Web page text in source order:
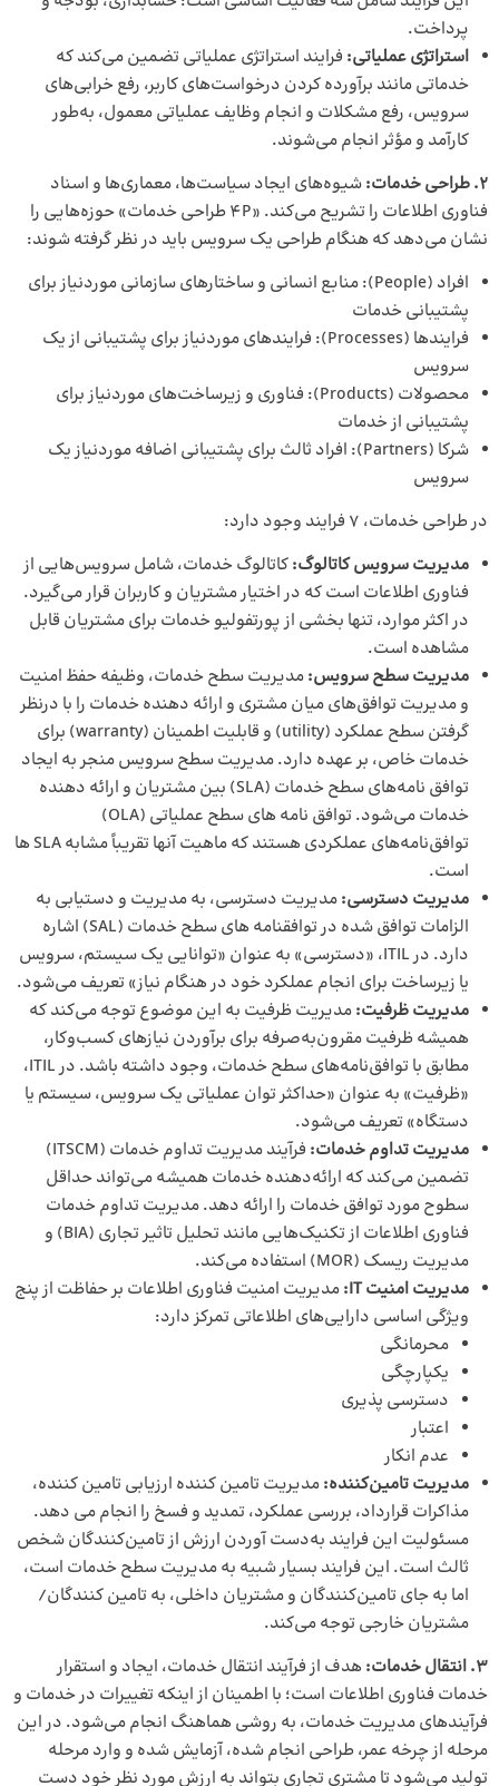
پرداخت.
استراتژی عملیاتی: فرایند استراتژی عملیاتی تضمین می‌کند که
خدماتی مانند برآورده کردن درخواست‌های کاربر، رفع خرابی‌های
سرویس، رفع مشکلات و انجام وظایف عملیاتی معمول، به‌طور
کارآمد و مؤثر انجام می‌شوند.
2. طراحی خدمات:
شیوه‌های ایجاد سیاست‌ها، معماری‌ها و اسناد
فناوری اطلاعات را تشریح می‌کند. «4P طراحی خدمات» حوزه‌هایی را
نشان می‌دهد که هنگام طراحی یک سرویس باید در نظر گرفته شوند:
افراد (People): منابع انسانی و ساختارهای سازمانی موردنیاز برای
پشتیبانی خدمات
فرایندها (Processes): فرایندهای موردنیاز برای پشتیبانی از یک
سرویس
محصولات (Products): فناوری و زیرساخت‌های موردنیاز برای
پشتیبانی از خدمات
شرکا (Partners): افراد ثالث برای پشتیبانی اضافه موردنیاز یک
سرویس
در طراحی خدمات، 7 فرایند وجود دارد:
مدیریت سرویس کاتالوگ:کاتالوگ خدمات، شامل سرویس‌هایی از
فناوری اطلاعات است که در اختیار مشتریان و کاربران قرار می‌گیرد.
در اکثر موارد، تنها بخشی از پورتفولیو خدمات برای مشتریان قابل
مشاهده است.
مدیریت سطح سرویس:مدیریت سطح خدمات، وظیفه حفظ امنیت
و مدیریت توافق‌های میان مشتری و ارائه دهنده خدمات را با درنظر
گرفتن سطح عملکرد (utility) و قابلیت اطمینان (warranty) برای
خدمات خاص، بر عهده دارد. مدیریت سطح سرویس منجر به ایجاد
توافق نامه‌های سطح خدمات (SLA) بین مشتریان و ارائه دهنده
خدمات می‌شود. توافق نامه های سطح عملیاتی (OLA)
توافق‌نامه‌های عملکردی هستند که ماهیت آنها تقریباً مشابه SLA ها
است.
مدیریت دسترسی:مدیریت دسترسی، به مدیریت و دستیابی به
الزامات توافق شده در توافقنامه های سطح خدمات (SAL) اشاره
دارد. در ITIL، «دسترسی» به عنوان «توانایی یک سیستم، سرویس
یا زیرساخت برای انجام عملکرد خود در هنگام نیاز» تعریف می‌شود.
مدیریت ظرفیت:مدیریت ظرفیت به این موضوع توجه می‌کند که
همیشه ظرفیت مقرون‌به‌صرفه برای برآوردن نیازهای کسب‌وکار،
مطابق با توافق‌نامه‌های سطح خدمات، وجود داشته باشد. در ITIL،
«ظرفیت» به عنوان «حداکثر توان عملیاتی یک سرویس، سیستم یا
دستگاه» تعریف می‌شود.
مدیریت تداوم خدمات:
فرآیند مدیریت تداوم خدمات (ITSCM)
تضمین می‌کند که ارائه‌دهنده خدمات همیشه می‌تواند حداقل
سطوح مورد توافق خدمات را ارائه دهد. مدیریت تداوم خدمات
فناوری اطلاعات از تکنیک‌هایی مانند تحلیل تاثیر تجاری (BIA) و
مدیریت ریسک (MOR) استفاده می‌کند.
مدیریت امنیتIT
:مدیریت امنیت فناوری اطلاعات بر حفاظت از پنج
ویژگی اساسی دارایی‌های اطلاعاتی تمرکز دارد:
محرمانگی
یکپارچگی
دسترسی پذیری
اعتبار
عدم انکار
مدیریت تامین‌کننده:مدیریت تامین کننده ارزیابی تامین کننده،
مذاکرات قرارداد، بررسی عملکرد، تمدید و فسخ را انجام می دهد.
مسئولیت این فرایند به‌دست آوردن ارزش از تامین‌کنندگان شخص
ثالث است. این فرایند بسیار شبیه به مدیریت سطح خدمات است،
اما به جای تامین‌کنندگان و مشتریان داخلی، به تامین کنندگان/
مشتریان خارجی توجه می‌کند.
3. انتقال خدمات:
هدف از فرآیند انتقال خدمات، ایجاد و استقرار
خدمات فناوری اطلاعات است؛ با اطمینان از اینکه تغییرات در خدمات و
فرآیندهای مدیریت خدمات، به روشی هماهنگ انجام می‌شود. در این
مرحله از چرخه عمر، طراحی انجام شده، آزمایش شده و وارد مرحله
تولید می‌شود تا مشتری تجاری بتواند به ارزش مورد نظر خود دست